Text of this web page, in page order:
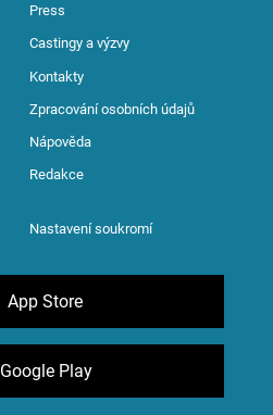
Press
Castingy a výzvy
Kontakty
Zpracování osobních údajů
Nápověda
Redakce
Nastavení soukromí
App Store
Google Play